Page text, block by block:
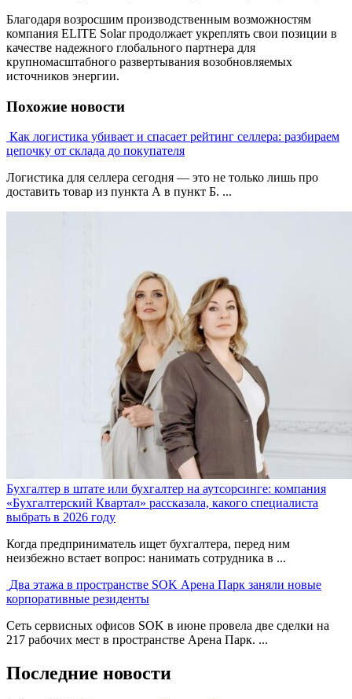
Благодаря возросшим производственным возможностям
компания ELITE Solar продолжает укреплять свои позиции в
качестве надежного глобального партнера для
крупномасштабного развертывания возобновляемых
источников энергии.
Похожие новости
Как логистика убивает и спасает рейтинг селлера: разбираем
цепочку от склада до покупателя
Логистика для селлера сегодня — это не только лишь про
доставить товар из пункта А в пункт Б. ...
Бухгалтер в штате или бухгалтер на аутсорсинге: компания
«Бухгалтерский Квартал» рассказала, какого специалиста
выбрать в 2026 году
Когда предприниматель ищет бухгалтера, перед ним
неизбежно встает вопрос: нанимать сотрудника в ...
Два этажа в пространстве SOK Арена Парк заняли новые
корпоративные резиденты
Сеть сервисных офисов SOK в июне провела две сделки на
217 рабочих мест в пространстве Арена Парк. ...
Последние новости